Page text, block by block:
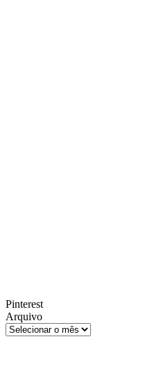
Pinterest
Arquivo
Arquivo